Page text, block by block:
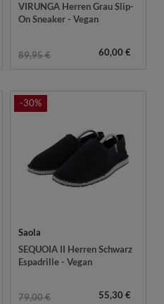
VIRUNGA Herren Grau Slip-
On Sneaker - Vegan
89,95 € 60,00 €
-30%
Saola
SEQUOIA II Herren Schwarz
Espadrille - Vegan
79,00 € 55,30 €